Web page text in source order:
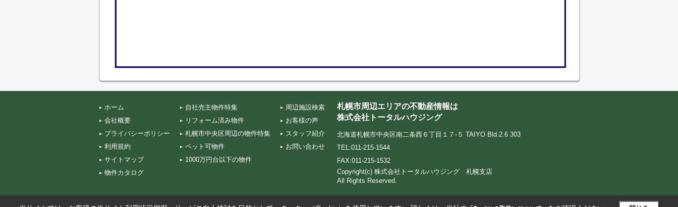
ホーム
会社概要
プライバシーポリシー
利用規約
サイトマップ
物件カタログ
自社売主物件特集
リフォーム済み物件
札幌市中央区周辺の物件特集
ペット可物件
1000万円台以下の物件
周辺施設検索
お客様の声
スタッフ紹介
お問い合わせ
札幌市周辺エリアの不動産情報は
株式会社トータルハウジング
北海道札幌市中央区南二条西６丁目１７‐５ TAIYO Bld.2.6 303
TEL:011-215-1544
FAX:011-215-1532
Copyright(c) 株式会社トータルハウジング 札幌支店
All Rights Reserved.